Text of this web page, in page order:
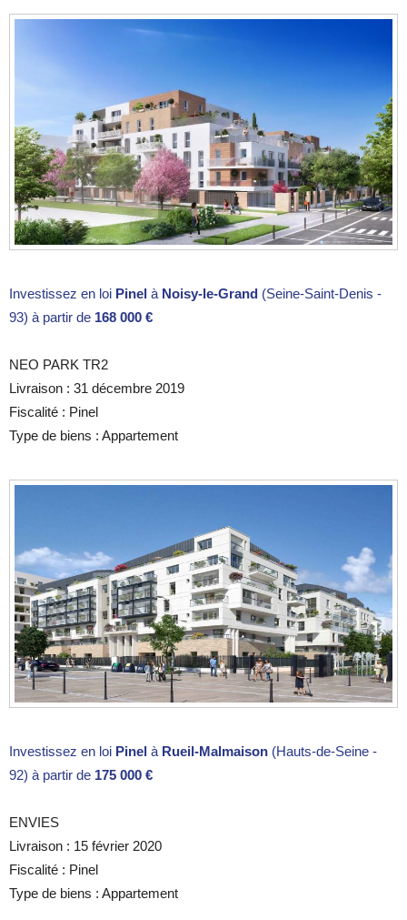
Investissez en loi Pinel à Noisy-le-Grand (Seine-Saint-Denis -
93) à partir de 168 000 €
NEO PARK TR2
Livraison : 31 décembre 2019
Fiscalité : Pinel
Type de biens : Appartement
Investissez en loi Pinel à Rueil-Malmaison (Hauts-de-Seine -
92) à partir de 175 000 €
ENVIES
Livraison : 15 février 2020
Fiscalité : Pinel
Type de biens : Appartement